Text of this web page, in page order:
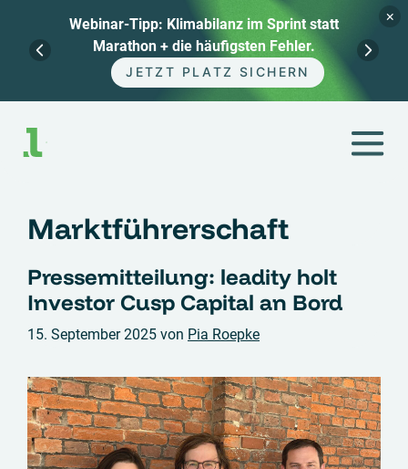
Webinar-Tipp: Klimabilanz im Sprint statt
Marathon + die häufigsten Fehler.
JETZT PLATZ SICHERN
×
Inhalt
springen
Marktführerschaft
Pressemitteilung: leadity holt
Investor Cusp Capital an Bord
15. September 2025 von Pia Roepke